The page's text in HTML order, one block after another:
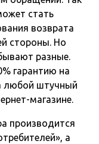
стать
возврата
стороны. Но
разные.
гарантию на
любой штучный
магазине.
производится
а